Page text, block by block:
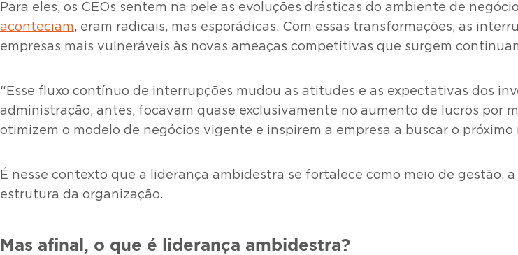
Para eles, os CEOs sentem na pele as evoluções drásticas do ambiente de
aconteciam, eram radicais, mas esporádicas. Com essas transformações, as
empresas mais vulneráveis às novas ameaças competitivas que surgem
“Esse fluxo contínuo de interrupções mudou as atitudes e as expectativas dos
administração, antes, focavam quase exclusivamente no aumento de lucros por
otimizem o modelo de negócios vigente e inspirem a empresa a buscar o
É nesse contexto que a liderança ambidestra se fortalece como meio de
estrutura da organização.
Mas afinal, o que é liderança ambidestra?